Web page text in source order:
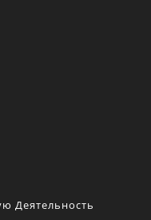
Деятельность